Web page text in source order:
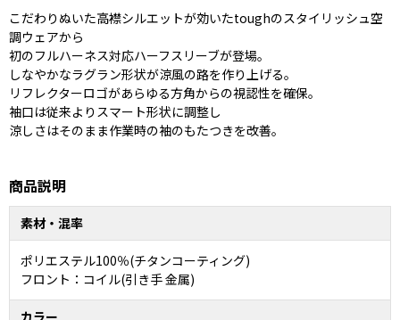
こだわりぬいた高襟シルエットが効いたtoughのスタイリッシュ空
調ウェアから
初のフルハーネス対応ハーフスリーブが登場。
しなやかなラグラン形状が涼風の路を作り上げる。
リフレクターロゴがあらゆる方角からの視認性を確保。
袖口は従来よりスマート形状に調整し
涼しさはそのまま作業時の袖のもたつきを改善。
商品説明
素材・混率
ポリエステル100％(チタンコーティング)
フロント：コイル(引き手 金属)